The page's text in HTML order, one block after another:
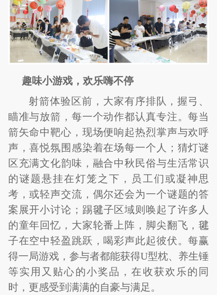
趣味小游戏，欢乐嗨不停
射箭体验区前，大家有序排队，握弓、
瞄准与放箭，每一个动作都认真专注。每当
箭矢命中靶心，现场便响起热烈掌声与欢呼
声，喜悦氛围感染着在场每一个人；猜灯谜
区充满文化韵味，融合中秋民俗与生活常识
的谜题悬挂在灯笼之下，员工们或凝神思
考，或轻声交流，偶尔还会为一个谜题的答
案展开小讨论；踢毽子区域则唤起了许多人
的童年回忆，大家轮番上阵，脚尖翻飞，毽
子在空中轻盈跳跃，喝彩声此起彼伏。每赢
得一局游戏，参与者都能获得U型枕、养生锤
等实用又贴心的小奖品，在收获欢乐的同
时，更感受到满满的自豪与满足。